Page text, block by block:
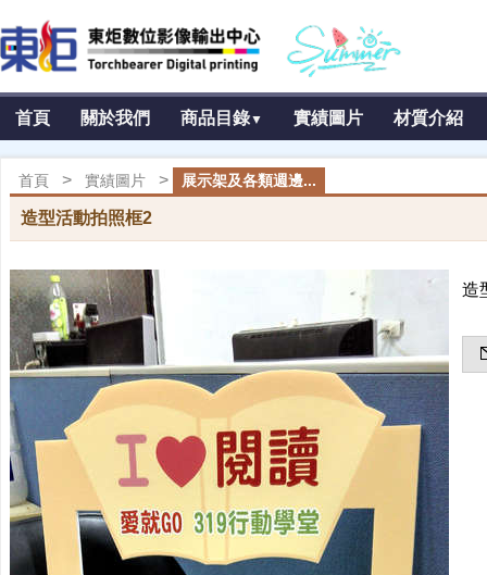
首頁 關於我們 商品目錄▼ 實績圖片 材質介紹
首頁 > 實績圖片 > 展示架及各類週邊...
造型活動拍照框2
造